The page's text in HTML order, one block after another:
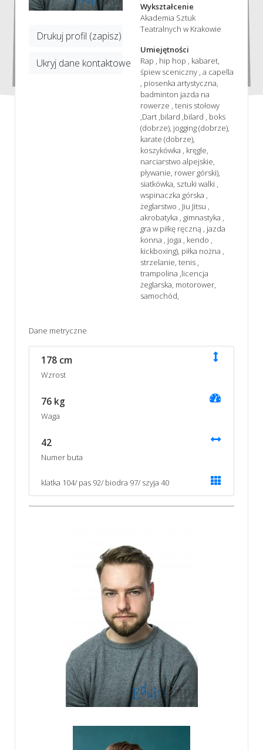
Drukuj profil (zapisz)
Ukryj dane kontaktowe
Wykształcenie
Akademia Sztuk
Teatralnych w Krakowie
Umiejętności
Rap , hip hop , kabaret,
śpiew sceniczny , a capella
, piosenka artystyczna,
badminton jazda na
rowerze , tenis stołowy
,Dart ,bilard ,bilard , boks
(dobrze), jogging (dobrze),
karate (dobrze),
koszykówka , kręgle,
narciarstwo alpejskie,
pływanie, rower górski),
siatkówka, sztuki walki ,
wspinaczka górska ,
żeglarstwo , Jiu Jitsu ,
akrobatyka , gimnastyka ,
gra w piłkę ręczną , jazda
konna , joga , kendo ,
kickboxing), piłka nożna ,
strzelanie, tenis ,
trampolina ,licencja
żeglarska, motorower,
samochód,
Dane metryczne
178 cm
Wzrost
76 kg
Waga
42
Numer buta
klatka 104/ pas 92/ biodra 97/ szyja 40